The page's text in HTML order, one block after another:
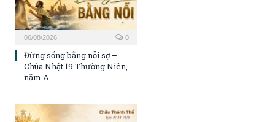
06/08/2026 0
Đừng sống bằng nỗi sợ –
Chúa Nhật 19 Thường Niên,
năm A